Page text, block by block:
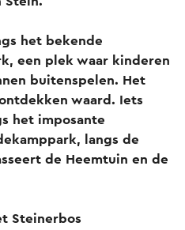
het bekende
een plek waar kinderen
buitenspelen. Het
waard. Iets
het imposante
langs de
de Heemtuin en de
Steinerbos